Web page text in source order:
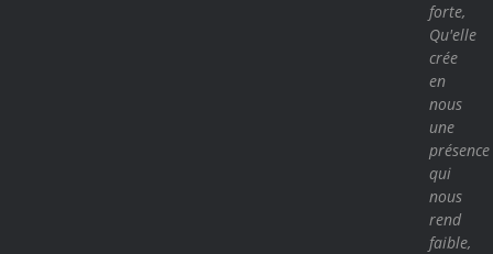
forte,
Qu'elle
crée
en
nous
une
présence
qui
nous
rend
faible,